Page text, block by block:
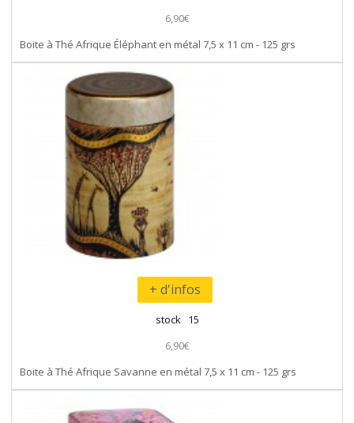
6,90€
Boite à Thé Afrique Éléphant en métal 7,5 x 11 cm - 125 grs
+ d'infos
stock 15
6,90€
Boite à Thé Afrique Savanne en métal 7,5 x 11 cm - 125 grs